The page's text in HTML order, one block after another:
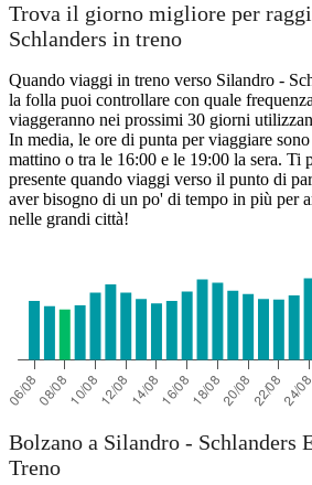
Trova il giorno migliore per
Schlanders in treno
Quando viaggi in treno verso Silandro -
la folla puoi controllare con quale
viaggeranno nei prossimi 30 giorni
In media, le ore di punta per viaggiare
mattino o tra le 16:00 e le 19:00 la sera. Ti
presente quando viaggi verso il punto di
aver bisogno di un po' di tempo in più per
nelle grandi città!
Bolzano a Silandro - Schlanders
Treno